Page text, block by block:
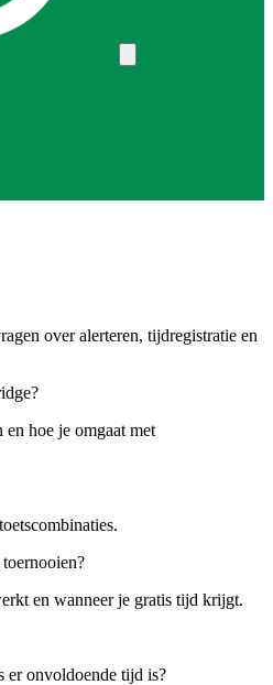
over alerteren, tijdregistratie en
en hoe je omgaat met
en wanneer je gratis tijd krijgt.
er onvoldoende tijd is?